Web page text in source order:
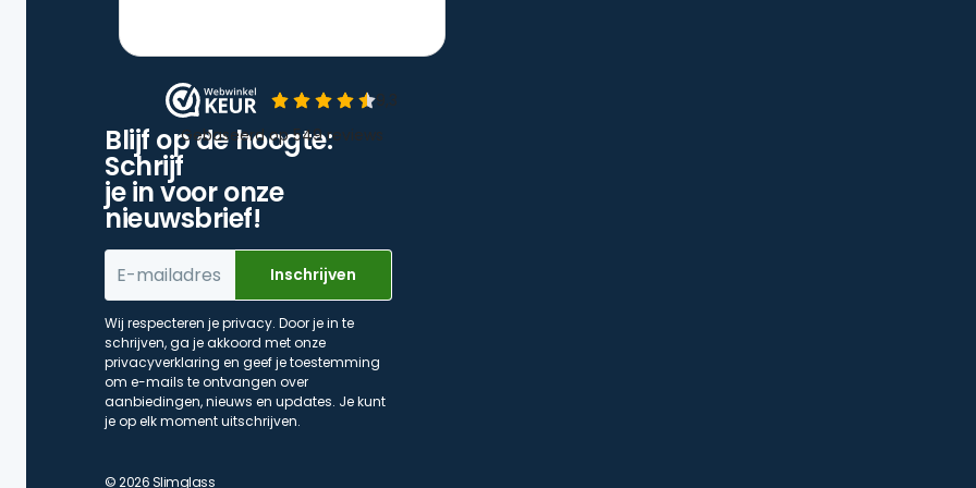
Blijf op de hoogte:
Schrijf
je in voor onze
nieuwsbrief!
Wij respecteren je privacy. Door je in te
schrijven, ga je akkoord met onze
privacyverklaring en geef je toestemming
om e-mails te ontvangen over
aanbiedingen, nieuws en updates. Je kunt
je op elk moment uitschrijven.
© 2026 Slimglass